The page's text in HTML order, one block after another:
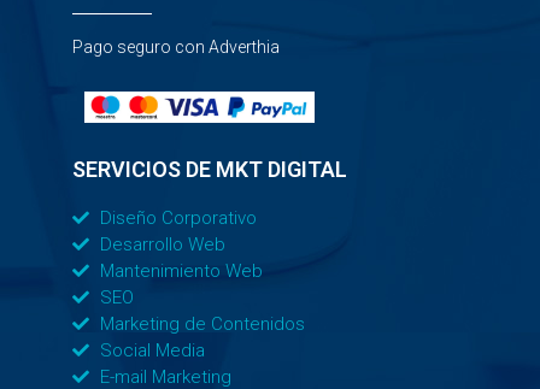
Pago seguro con Adverthia
SERVICIOS DE MKT DIGITAL
Diseño Corporativo
Desarrollo Web
Mantenimiento Web
SEO
Marketing de Contenidos
Social Media
E-mail Marketing